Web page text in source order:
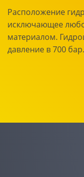
Расположение
исключающее
материалом.
давление в 700 бар.